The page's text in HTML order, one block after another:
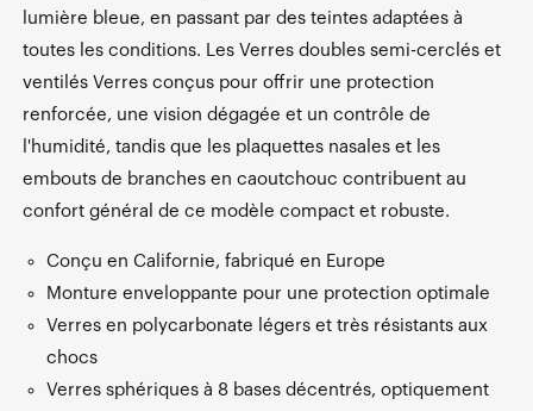
lumière bleue, en passant par des teintes adaptées à
toutes les conditions. Les Verres doubles semi-cerclés et
ventilés Verres conçus pour offrir une protection
renforcée, une vision dégagée et un contrôle de
l'humidité, tandis que les plaquettes nasales et les
embouts de branches en caoutchouc contribuent au
confort général de ce modèle compact et robuste.
Conçu en Californie, fabriqué en Europe
Monture enveloppante pour une protection optimale
Verres en polycarbonate légers et très résistants aux
chocs
Verres sphériques à 8 bases décentrés, optiquement